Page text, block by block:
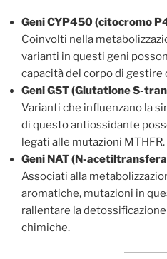
Geni CYP450 (citocromo
Coinvolti nella
varianti in questi geni
capacità del corpo di gestire
Geni GST (Glutatione S-
Varianti che influenzano la
di questo antiossidante
legati alle mutazioni MTHFR.
Geni NAT (N-
Associati alla
aromatiche, mutazioni in
rallentare la
chimiche.